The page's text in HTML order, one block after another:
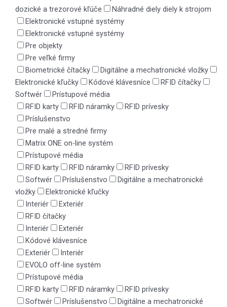
dozické a trezorové kľúče
Náhradné diely diely k strojom
Elektronické vstupné systémy
Elektronické vstupné systémy
Pre objekty
Pre veľké firmy
Biometrické čítačky
Digitálne a mechatronické vložky
Elektronické kľučky
Kódové klávesníce
RFID čítačky
Softwér
Prístupové média
RFID karty
RFID náramky
RFID prívesky
Príslušenstvo
Pre malé a stredné firmy
Matrix ONE on-line systém
Prístupové média
RFID karty
RFID náramky
RFID prívesky
Softwér
Príslušenstvo
Digitálne a mechatronické
vložky
Elektronické kľučky
Interiér
Exteriér
RFID čítačky
Interiér
Exteriér
Kódové klávesníce
Exteriér
Interiér
EVOLO off-line systém
Prístupové média
RFID karty
RFID náramky
RFID prívesky
Softwér
Príslušenstvo
Digitálne a mechatronické